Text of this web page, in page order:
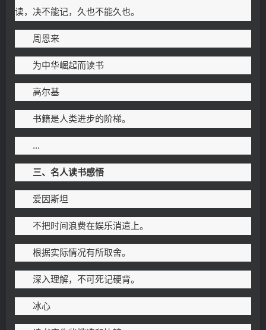
读，决不能记，久也不能久也。
周恩来
为中华崛起而读书
高尔基
书籍是人类进步的阶梯。
...
三、名人读书感悟
爱因斯坦
不把时间浪费在娱乐消遣上。
根据实际情况有所取舍。
深入理解，不可死记硬背。
冰心